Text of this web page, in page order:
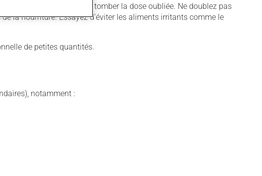
laissez simplement tomber la dose oubliée. Ne doublez pas
la nourriture. Essayez d'éviter les aliments irritants comme le
de petites quantités.
notamment :